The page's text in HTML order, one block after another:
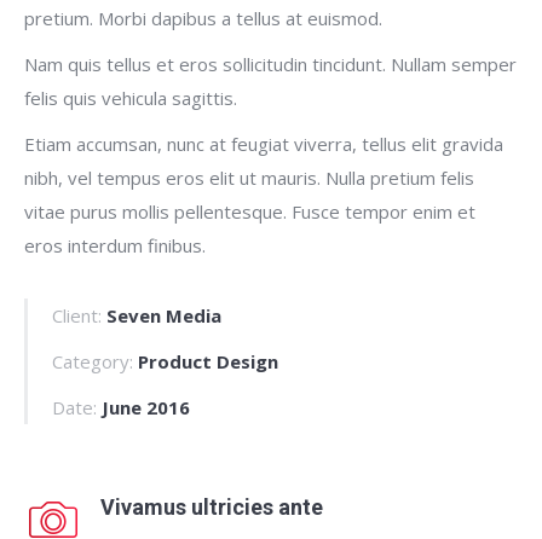
pretium. Morbi dapibus a tellus at euismod.
Nam quis tellus et eros sollicitudin tincidunt. Nullam semper
felis quis vehicula sagittis.
Etiam accumsan, nunc at feugiat viverra, tellus elit gravida
nibh, vel tempus eros elit ut mauris. Nulla pretium felis
vitae purus mollis pellentesque. Fusce tempor enim et
eros interdum finibus.
Client: Seven Media
Category: Product Design
Date: June 2016
Vivamus ultricies ante